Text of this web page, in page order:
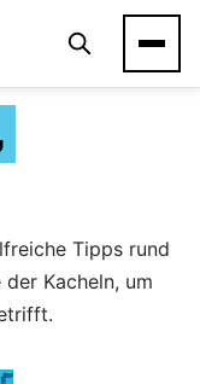
Tipps rund
Kacheln, um